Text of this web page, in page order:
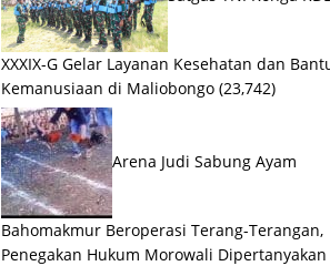
XXXIX-G Gelar Layanan Kesehatan dan
Kemanusiaan di Maliobongo (23,742)
Arena Judi Sabung Ayam
Bahomakmur Beroperasi Terang-Terangan,
Penegakan Hukum Morowali Dipertanyakan